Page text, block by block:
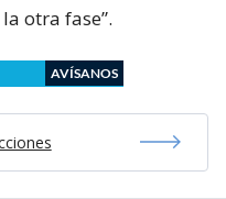
otra fase”.
AVÍSANOS